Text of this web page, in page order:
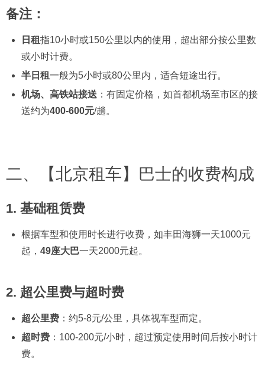
备注：
日租指10小时或150公里以内的使用，超出部分按公里数
或小时计费。
半日租一般为5小时或80公里内，适合短途出行。
机场、高铁站接送 ：有固定价格，如首都机场至市区的接
送约为400-600元/趟。
二、【北京租车】巴士的收费构成
1. 基础租赁费
根据车型和使用时长进行收费，如丰田海狮一天1000元
起， 49座大巴一天2000元起。
2. 超公里费与超时费
超公里费：约5-8元/公里，具体视车型而定。
超时费：100-200元/小时，超过预定使用时间后按小时计
费。